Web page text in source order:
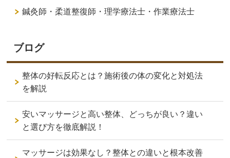
鍼灸師・柔道整復師・理学療法士・作業療法士
ブログ
整体の好転反応とは？施術後の体の変化と対処法
を解説
安いマッサージと高い整体、どっちが良い？違い
と選び方を徹底解説！
マッサージは効果なし？整体との違いと根本改善